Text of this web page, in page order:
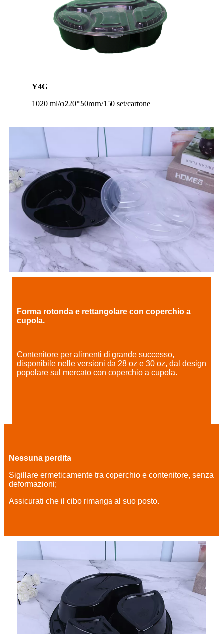
Y4G
1020 ml/φ220*50mm/150 set/cartone
Forma rotonda e rettangolare con coperchio a
cupola.
Contenitore per alimenti di grande successo,
disponibile nelle versioni da 28 oz e 30 oz, dal design
popolare sul mercato con coperchio a cupola.
Nessuna perdita
Sigillare ermeticamente tra coperchio e contenitore, senza
deformazioni;
Assicurati che il cibo rimanga al suo posto.